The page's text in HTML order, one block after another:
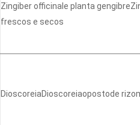
Zingiber officinale planta
frescos e secos
DioscoreiaDioscoreiaopostode